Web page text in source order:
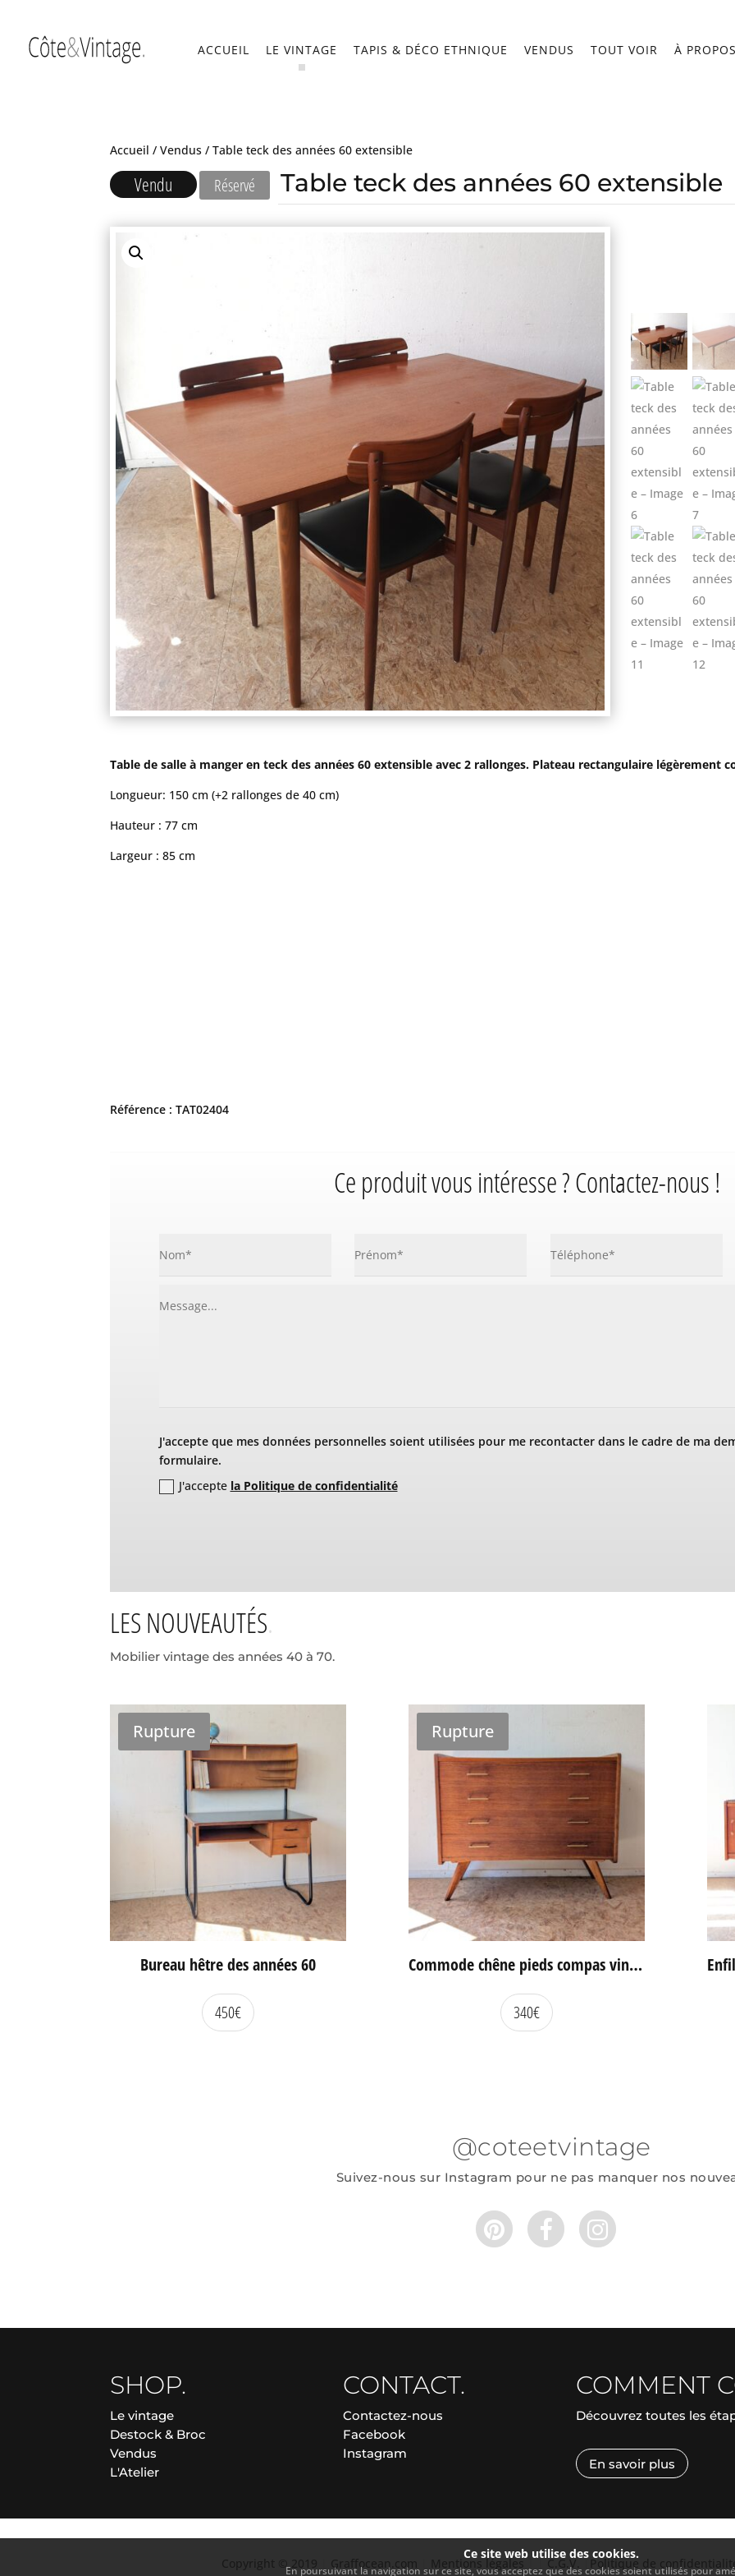
ACCUEIL LE VINTAGE TAPIS & DÉCO ETHNIQUE VENDUS TOUT VOIR À PROPOS
Accueil /Vendus / Table teck des années 60 extensible
Vendu Réservé Table teck des années 60 extensible
Table de salle à manger en teck des années 60 extensible avec 2 rallonges. Plateau rectangulaire légèrement
Longueur: 150 cm (+2 rallonges de 40 cm)
Hauteur : 77 cm
Largeur : 85 cm
Référence : TAT02404
Ce produit vous intéresse ? Contactez-nous !
J'accepte que mes données personnelles soient utilisées pour me recontacter dans le cadre de ma
formulaire.
J'accepte la Politique de confidentialité
LES NOUVEAUTÉS
Mobilier vintage des années 40 à 70.
Rupture
Bureau hêtre des années 60
450€
Rupture
Commode chêne pieds compas vintage
340€
@coteetvintage
Suivez-nous sur Instagram pour ne pas manquer nos
SHOP.
Le vintage
Destock & Broc
Vendus
L'Atelier
CONTACT.
Contactez-nous
Facebook
Instagram
COMMENT
Découvrez toutes les
En savoir plus
Mentions légales | | C.G.V. | Politique de confidentialité
Ce site web utilise des cookies.
En poursuivant la navigation sur ce site, vous acceptez que des cookies soient utilisés pour